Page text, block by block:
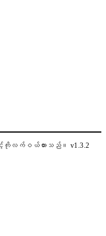
င့်ကိုလက်ဝယ်ထားသည်။ v1.3.2